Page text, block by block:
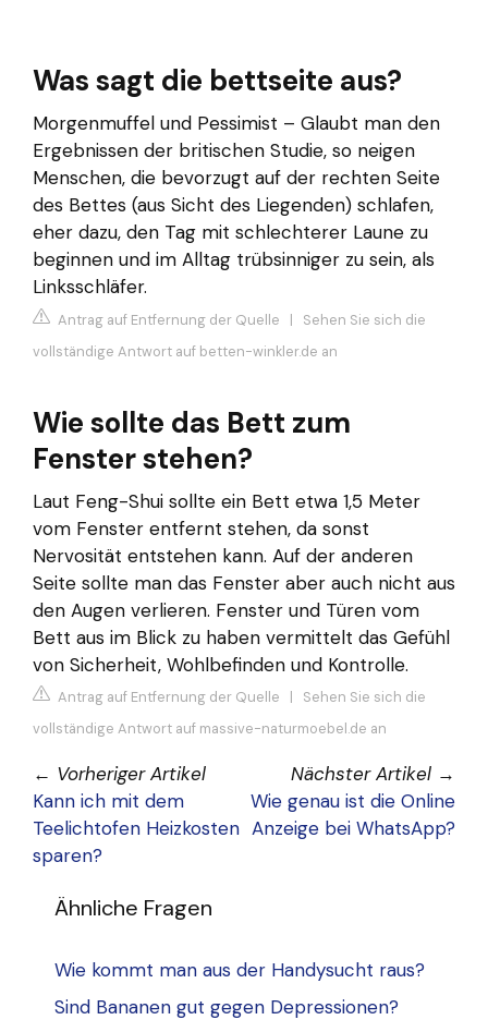
Was sagt die bettseite aus?
Morgenmuffel und Pessimist – Glaubt man den
Ergebnissen der britischen Studie, so neigen
Menschen, die bevorzugt auf der rechten Seite
des Bettes (aus Sicht des Liegenden) schlafen,
eher dazu, den Tag mit schlechterer Laune zu
beginnen und im Alltag trübsinniger zu sein, als
Linksschläfer.
Antrag auf Entfernung der Quelle | Sehen Sie sich die
vollständige Antwort auf betten-winkler.de an
Wie sollte das Bett zum
Fenster stehen?
Laut Feng-Shui sollte ein Bett etwa 1,5 Meter
vom Fenster entfernt stehen, da sonst
Nervosität entstehen kann. Auf der anderen
Seite sollte man das Fenster aber auch nicht aus
den Augen verlieren. Fenster und Türen vom
Bett aus im Blick zu haben vermittelt das Gefühl
von Sicherheit, Wohlbefinden und Kontrolle.
Antrag auf Entfernung der Quelle | Sehen Sie sich die
vollständige Antwort auf massive-naturmoebel.de an
← Vorheriger Artikel
Kann ich mit dem
Teelichtofen Heizkosten
sparen?
Nächster Artikel →
Wie genau ist die Online
Anzeige bei WhatsApp?
Ähnliche Fragen
Wie kommt man aus der Handysucht raus?
Sind Bananen gut gegen Depressionen?